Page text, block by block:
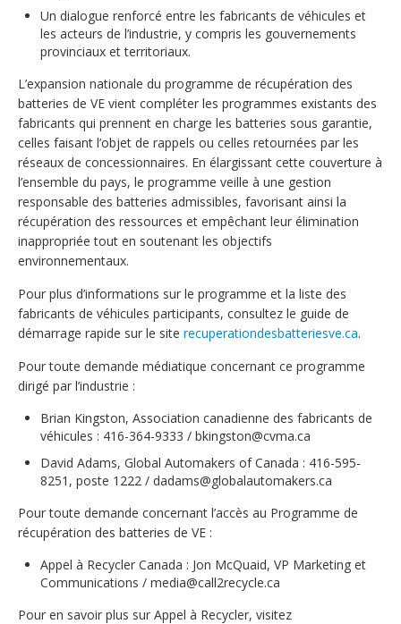
Un dialogue renforcé entre les fabricants de véhicules et
les acteurs de l’industrie, y compris les gouvernements
provinciaux et territoriaux.
L’expansion nationale du programme de récupération des
batteries de VE vient compléter les programmes existants des
fabricants qui prennent en charge les batteries sous garantie,
celles faisant l’objet de rappels ou celles retournées par les
réseaux de concessionnaires. En élargissant cette couverture à
l’ensemble du pays, le programme veille à une gestion
responsable des batteries admissibles, favorisant ainsi la
récupération des ressources et empêchant leur élimination
inappropriée tout en soutenant les objectifs
environnementaux.
Pour plus d’informations sur le programme et la liste des
fabricants de véhicules participants, consultez le guide de
démarrage rapide sur le site recuperationdesbatteriesve.ca.
Pour toute demande médiatique concernant ce programme
dirigé par l’industrie :
Brian Kingston, Association canadienne des fabricants de
véhicules : 416-364-9333 / bkingston@cvma.ca
David Adams, Global Automakers of Canada : 416-595-
8251, poste 1222 / dadams@globalautomakers.ca
Pour toute demande concernant l’accès au Programme de
récupération des batteries de VE :
Appel à Recycler Canada : Jon McQuaid, VP Marketing et
Communications / media@call2recycle.ca
Pour en savoir plus sur Appel à Recycler, visitez